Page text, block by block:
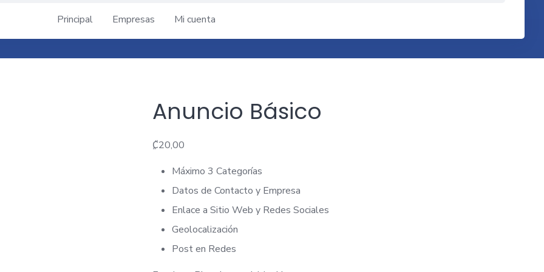
Principal Empresas Mi cuenta
Anuncio Básico
₡20,00
Máximo 3 Categorías
Datos de Contacto y Empresa
Enlace a Sitio Web y Redes Sociales
Geolocalización
Post en Redes